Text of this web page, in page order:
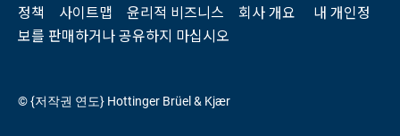
정책
사이트맵 윤리적 비즈니스 회사 개요
내 개인정
보를 판매하거나 공유하지 마십시오
© {저작권 연도} Hottinger Brüel & Kjær